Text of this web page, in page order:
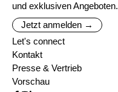
und exklusiven Angeboten.
Jetzt anmelden →
Let's connect
Kontakt
Presse & Vertrieb
Vorschau